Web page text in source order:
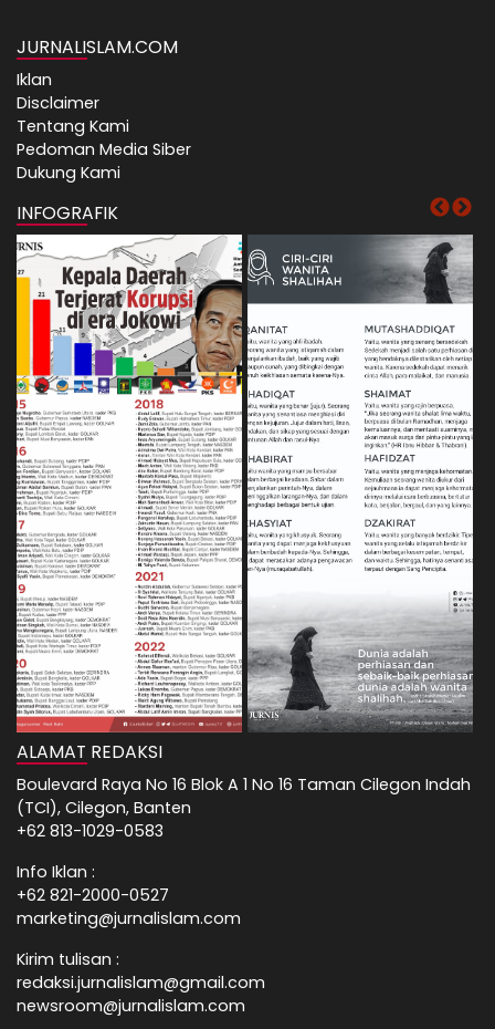
JURNALISLAM.COM
Iklan
Disclaimer
Tentang Kami
Pedoman Media Siber
Dukung Kami
INFOGRAFIK
ALAMAT REDAKSI
Boulevard Raya No 16 Blok A 1 No 16 Taman Cilegon Indah
(TCI), Cilegon, Banten
+62 813-1029-0583
Info Iklan :
+62 821-2000-0527
marketing@jurnalislam.com
Kirim tulisan :
redaksi.jurnalislam@gmail.com
newsroom@jurnalislam.com